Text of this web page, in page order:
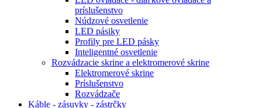
príslušenstvo
Núdzové osvetlenie
LED pásiky
Profily pre LED pásky
Inteligentné osvetlenie
Rozvádzacie skrine a elektromerové skrine
Elektromerové skrine
Príslušenstvo
Rozvádzače
Káble - zásuvky - zástrčky